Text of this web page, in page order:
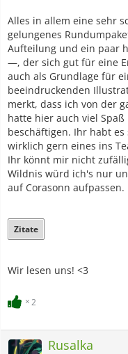
Alles in allem eine sehr
gelungenes
Aufteilung und ein paar
—, der sich gut für eine
auch als Grundlage für
beeindruckenden
merkt, dass ich von der
hatte hier auch viel
beschäftigen. Ihr habt
wirklich gern eines ins
Ihr könnt mir nicht
Wildnis würd ich's nur
auf Corasonn aufpassen.
Zitate
Wir lesen uns! <3
2
Rusalka